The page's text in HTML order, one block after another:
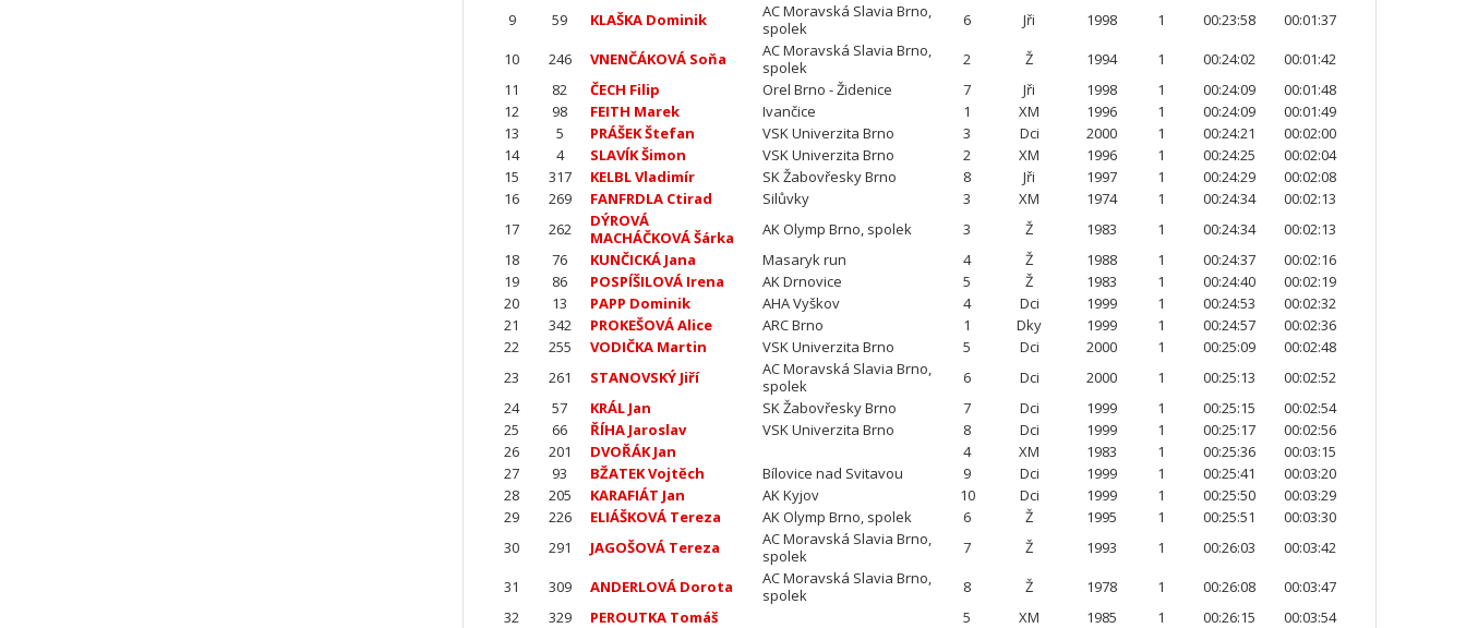
9
59 KLAŠKA Dominik
AC Moravská Slavia Brno,
spolek
6 Jři 1998 1 00:23:58
00:01:37
10
246 VNENČÁKOVÁ Soňa
AC Moravská Slavia Brno,
spolek
2 Ž 1994 1 00:24:02
00:01:42
11
82 ČECH Filip Orel Brno - Židenice 7 Jři 1998 1 00:24:09
00:01:48
12
98 FEITH Marek Ivančice 1 XM 1996 1 00:24:09
00:01:49
13
5 PRÁŠEK Štefan VSK Univerzita Brno 3 Dci 2000 1 00:24:21
00:02:00
14
4 SLAVÍK Šimon VSK Univerzita Brno 2 XM 1996 1 00:24:25
00:02:04
15
317 KELBL Vladimír SK Žabovřesky Brno 8 Jři 1997 1 00:24:29
00:02:08
16
269 FANFRDLA Ctirad Silůvky 3 XM 1974 1 00:24:34
00:02:13
17
262
DÝROVÁ
MACHÁČKOVÁ Šárka
AK Olymp Brno, spolek 3 Ž 1983 1 00:24:34
00:02:13
18
76 KUNČICKÁ Jana Masaryk run 4 Ž 1988 1 00:24:37
00:02:16
19
86 POSPÍŠILOVÁ Irena AK Drnovice 5 Ž 1983 1 00:24:40
00:02:19
20
13 PAPP Dominik AHA Vyškov 4 Dci 1999 1 00:24:53
00:02:32
21
342 PROKEŠOVÁ Alice ARC Brno 1 Dky 1999 1 00:24:57
00:02:36
22
255 VODIČKA Martin VSK Univerzita Brno 5 Dci 2000 1 00:25:09
00:02:48
23
261 STANOVSKÝ Jiří
AC Moravská Slavia Brno,
spolek
6 Dci 2000 1 00:25:13
00:02:52
24
57 KRÁL Jan SK Žabovřesky Brno 7 Dci 1999 1 00:25:15
00:02:54
25
66 ŘÍHA Jaroslav VSK Univerzita Brno 8 Dci 1999 1 00:25:17
00:02:56
26
201 DVOŘÁK Jan 4 XM 1983 1 00:25:36
00:03:15
27
93 BŽATEK Vojtěch Bílovice nad Svitavou 9 Dci 1999 1 00:25:41
00:03:20
28
205 KARAFIÁT Jan AK Kyjov 10 Dci 1999 1 00:25:50
00:03:29
29
226 ELIÁŠKOVÁ Tereza AK Olymp Brno, spolek 6 Ž 1995 1 00:25:51
00:03:30
30
291 JAGOŠOVÁ Tereza
AC Moravská Slavia Brno,
spolek
7 Ž 1993 1 00:26:03
00:03:42
31
309 ANDERLOVÁ Dorota
AC Moravská Slavia Brno,
spolek
8 Ž 1978 1 00:26:08
00:03:47
32
329 PEROUTKA Tomáš 5 XM 1985 1 00:26:15
00:03:54